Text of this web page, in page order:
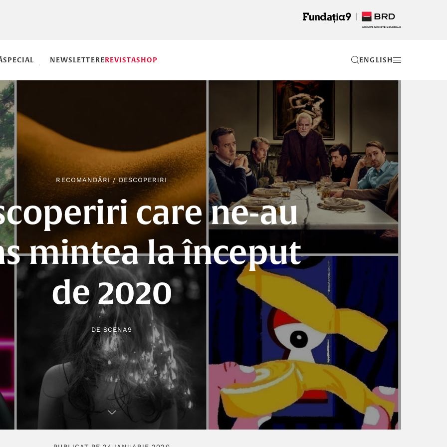
SPECIAL NEWSLETTEREREVISTASHOP EN
RECOMANDĂRI/DESCOPERIRI
care ne-au
mintea la început
de 2020
DESCENA9